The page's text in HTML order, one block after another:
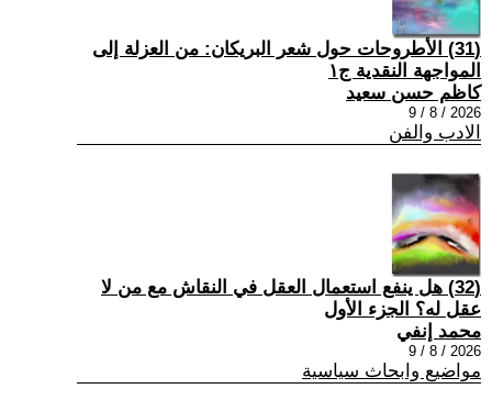
(31) الأطروحات حول شعر البريكان: من العزلة إلى
المواجهة النقدية ج١
كاظم حسن سعيد
2026 / 8 / 9
الادب والفن
(32) هل ينفع استعمال العقل في النقاش مع من لا
عقل له؟ الجزء الأول
محمد إنفي
2026 / 8 / 9
مواضيع وابحاث سياسية